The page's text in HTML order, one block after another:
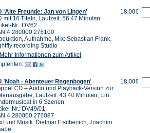
'Alte Freunde: Jan von Lingen'
mit 16 Titeln, Laufzeit: 56:47 Minuten
Nr.: DV62
4 280000 276100
Aufnahme, Mix: Sebastian Frank,
recording Studio
Mehr Informationen zum Artikel
18,00€
'Noah - Abenteuer Regenbogen'
CD – Audio und Playback-Version zur
Laufzeit: 43:40 Minuten, Ein
in 6 Szenen
Nr.: DV49/01
4 280000 276087
und Musik: Dietmar Fischenich, Joachim
18,00€